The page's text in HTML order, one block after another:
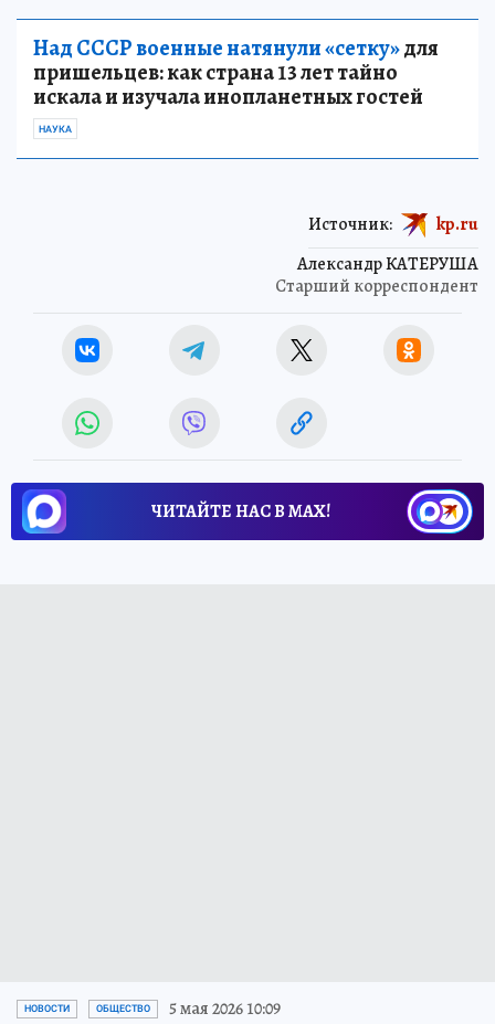
Над СССР военные натянули «сетку»для
пришельцев: как страна 13 лет тайно
искала и изучала инопланетных гостей
НАУКА
Александр КАТЕРУША
Старший корреспондент
Источник: kp.ru
ЧИТАЙТЕ НАС В МАХ!
НОВОСТИ ОБЩЕСТВО 5 мая 2026 10:09